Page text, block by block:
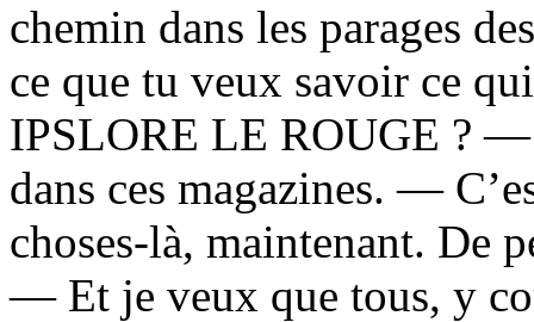
chemin dans les parages
ce que tu veux savoir ce
IPSLORE LE ROUGE ? —
dans ces magazines. —
choses-là, maintenant. De
— Et je veux que tous, y